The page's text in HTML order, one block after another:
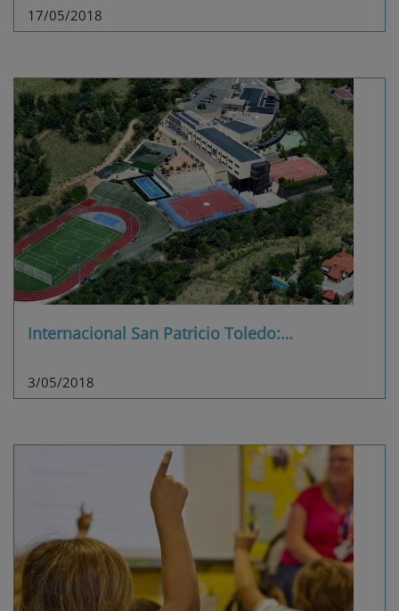
17/05/2018
Internacional San Patricio Toledo:…
3/05/2018